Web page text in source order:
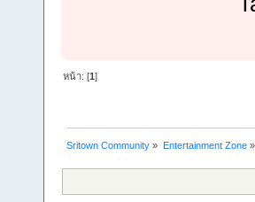
หน้า: [1]
Sritown Community » Entertainment Zone»